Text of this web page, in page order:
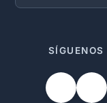
SÍGUENOS